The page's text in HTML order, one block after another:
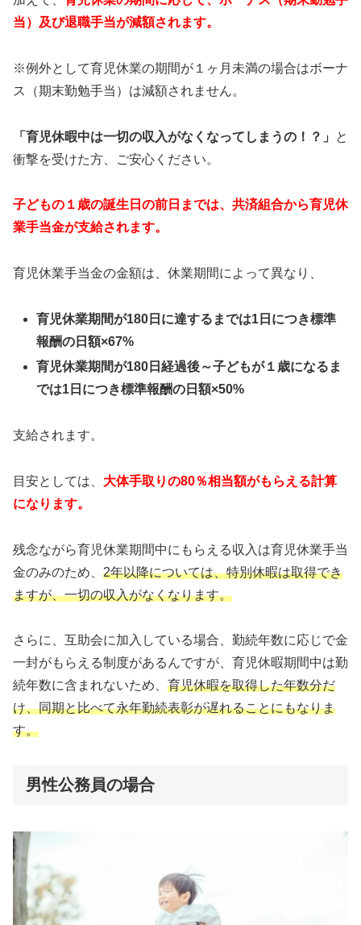
当）及び退職手当が減額されます。
※例外として育児休業の期間が１ヶ月未満の場合はボーナ
ス（期末勤勉手当）は減額されません。
「育児休暇中は一切の収入がなくなってしまうの！？」
と
衝撃を受けた方、ご安心ください。
子どもの１歳の誕生日の前日までは、共済組合から育児休
業手当金が支給されます。
育児休業手当金の金額は、休業期間によって異なり、
育児休業期間が180日に達するまでは1日につき標準
報酬の日額×67%
育児休業期間が180日経過後～子どもが１歳になるま
では1日につき標準報酬の日額×50%
支給されます。
目安としては、 大体手取りの80％相当額がもらえる計算
になります。
残念ながら育児休業期間中にもらえる収入は育児休業手当
金のみのため、 2年以降については、特別休暇は取得でき
ますが、一切の収入がなくなります。
さらに、互助会に加入している場合、勤続年数に応じで金
一封がもらえる制度があるんですが、育児休暇期間中は勤
続年数に含まれないため、 育児休暇を取得した年数分だ
け、同期と比べて永年勤続表彰が遅れることにもなりま
す。
男性公務員の場合